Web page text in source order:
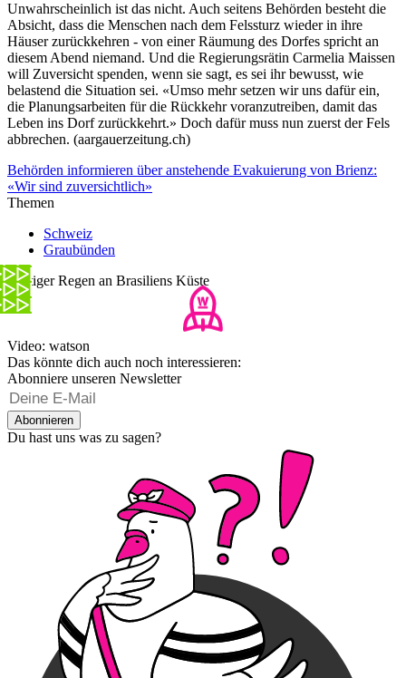
Unwahrscheinlich ist das nicht. Auch seitens Behörden besteht die
Absicht, dass die Menschen nach dem Felssturz wieder in ihre
Häuser zurückkehren - von einer Räumung des Dorfes spricht an
diesem Abend niemand. Und die Regierungsrätin Carmelia Maissen
will Zuversicht spenden, wenn sie sagt, es sei ihr bewusst, wie
belastend die Situation sei. «Umso mehr setzen wir uns dafür ein,
die Planungsarbeiten für die Rückkehr voranzutreiben, damit das
Leben ins Dorf zurückkehrt.» Doch dafür muss nun zuerst der Fels
abbrechen. (aargauerzeitung.ch)
Behörden informieren über anstehende Evakuierung von Brienz:
«Wir sind zuversichtlich»
Themen
Schweiz
Graubünden
Heftiger Regen an Brasiliens Küste
Video: watson
Das könnte dich auch noch interessieren:
Abonniere unseren Newsletter
Abonnieren
Du hast uns was zu sagen?